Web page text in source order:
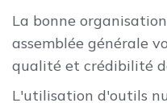
La bonne
assemblée générale
qualité et crédibilité
L'utilisation d'outils